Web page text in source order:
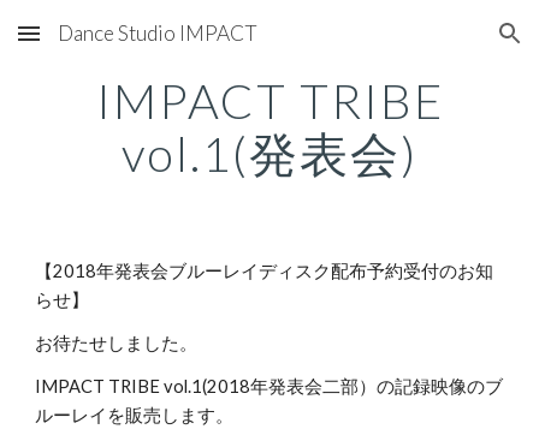
Skip to main content Skip to navigation
Dance Studio IMPACT
IMPACT TRIBE
vol.1(発表会)
【2018年発表会ブルーレイディスク配布予約受付のお知
らせ】
お待たせしました。
IMPACT TRIBE vol.1(2018年発表会二部）の記録映像のブ
ルーレイを販売します。